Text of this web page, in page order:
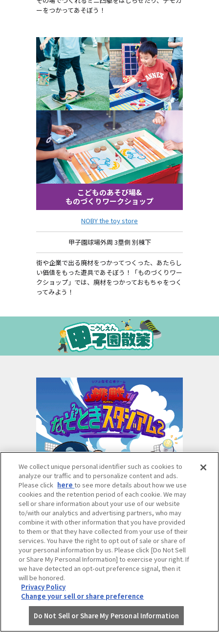
ーをつかってあそぼう！
こどものあそび場&
ものづくりワークショップ
NOBY the toy store
甲子園球場外周 3塁側 別棟下
街や企業で出る廃材をつかってつくった、あたらし
い価値をもった遊具であそぼう！「ものづくりワー
クショップ」では、廃材をつかっておもちゃをつく
ってみよう！
リアルなぞときゲーム
「挑戦！なぞときスタジアム2」
クロネコキューブ株式会社
受付：甲子園球場外周 3塁側 14号門付近
おやこでたのしめる「なぞときゲーム」に挑戦！さ
We collect unique personal identifier such as cookies to
analyze our traffic and to personalize content and ads.
Please click hereto see more details about how we use
cookies and the retention period of each cookie. We may
sell or share information about your use of our website
to/with our analytics and advertising partners, who may
combine it with other information that you have provided
to them or that they have collected from your use of their
services. You have the right to opt out of sale or share of
your personal information by us. Please click [Do Not Sell
or Share My Personal Information] to exercise your right. If
we have detected an opt-out preference signal, then it
will be honored.
Privacy Policy
Change your sell or share preference
Do Not Sell or Share My Personal Information